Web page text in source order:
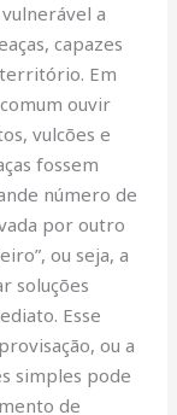
a
capazes
Em
ouvir
vulcões e
fossem
número de
por outro
ou seja, a
soluções
Esse
ou a
simples pode
de